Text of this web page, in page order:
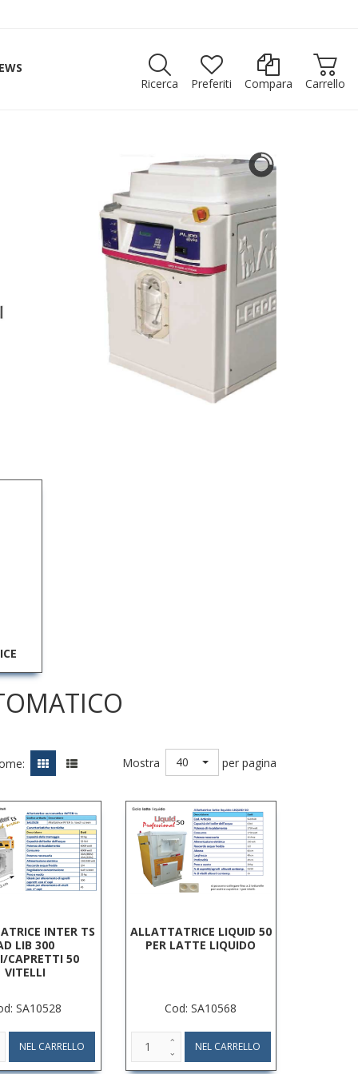
Ricerca
Preferiti Compara Carrello
Mostra 40 per pagina
INTER TS
LIB 300
CAPRETTI 50
VITELLI
SA10528
ALLATTATRICE LIQUID 50
PER LATTE LIQUIDO
Cod: SA10568